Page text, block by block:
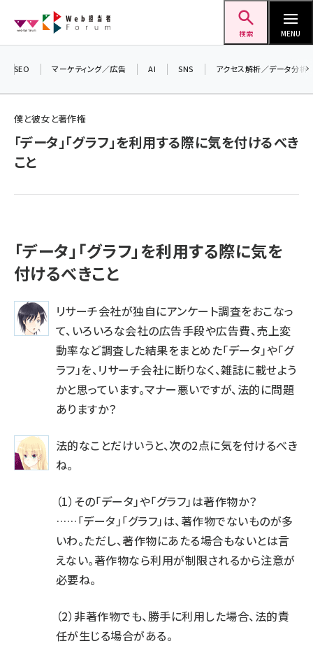
ン
検索 MENU
セミナー (2303)
meo (1275)
llmo (1161)
SEO マーケティング／広告 AI SNS アクセス解析／データ分析
僕と彼女と著作権
「データ」「グラフ」を利用する際に気を付けるべき
こと
「データ」「グラフ」を利用する際に気を
付けるべきこと
リサーチ会社が独自にアンケート調査をおこなっ
て、いろいろな会社の広告手段や広告費、売上変
動率など調査した結果をまとめた「データ」や「グ
ラフ」を、リサーチ会社に断りなく、雑誌に載せよう
かと思っています。マナー悪いですが、法的に問題
ありますか？
法的なことだけいうと、次の2点に気を付けるべき
ね。
（1）その「データ」や「グラフ」は著作物か？
……「データ」「グラフ」は、著作物でないものが多
いわ。ただし、著作物にあたる場合もないとは言
えない。著作物なら利用が制限されるから注意が
必要ね。
（2）非著作物でも、勝手に利用した場合、法的責
任が生じる場合がある。
▼ア